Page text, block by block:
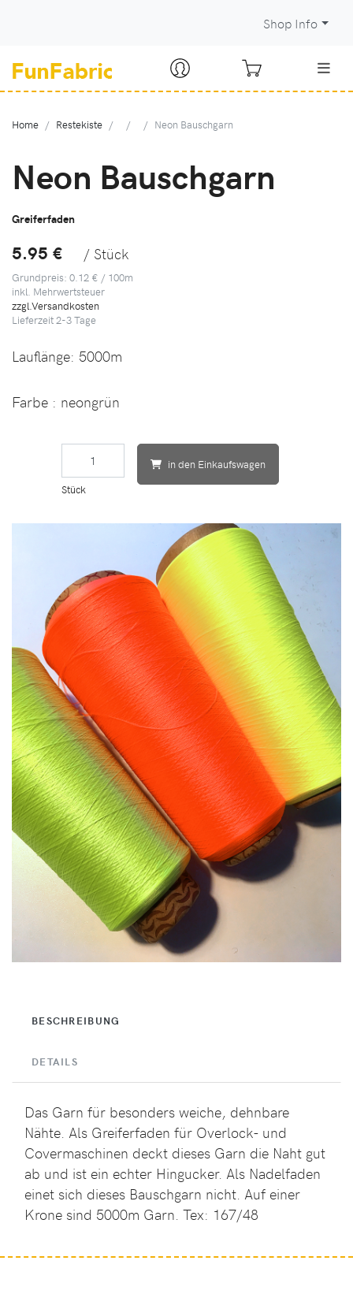
Shop Info
Home Restekiste Neon Bauschgarn
Neon Bauschgarn
Greiferfaden
5.95 € / Stück
Grundpreis: 0.12 € / 100m
inkl. Mehrwertsteuer
zzgl.Versandkosten
Lieferzeit 2-3Tage
Lauflänge: 5000m
Farbe : neongrün
Stück
in den Einkaufswagen
BESCHREIBUNG
DETAILS
Das Garn für besonders weiche, dehnbare
Nähte. Als Greiferfaden für Overlock- und
Covermaschinen deckt dieses Garn die Naht gut
ab und ist ein echter Hingucker. Als Nadelfaden
einet sich dieses Bauschgarn nicht. Auf einer
Krone sind 5000m Garn. Tex: 167/48